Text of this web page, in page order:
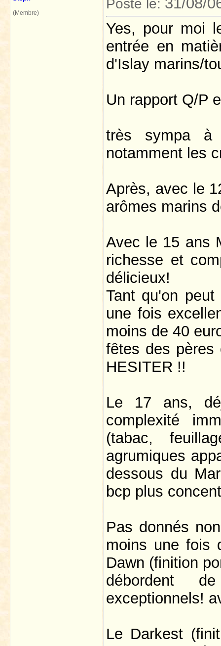
(Membre)
Posté le:
Yes, pour moi
entrée en
d'Islay marins/
Un rapport Q/P
très sympa à
notamment les
Après, avec le
arômes marins
Avec le 15 ans
richesse et
délicieux!
Tant qu'on
une fois
moins de 40
fêtes des pères
HESITER !!
Le 17 ans,
complexité
(tabac,
agrumiques
dessous du
bcp plus
Pas donnés
moins une fois
Dawn (finition
débordent
exceptionnels!
Le Darkest